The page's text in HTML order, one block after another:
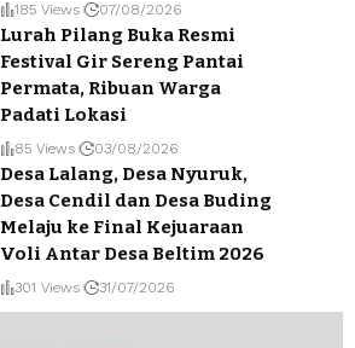
185 Views 07/08/2026
Lurah Pilang Buka Resmi
Festival Gir Sereng Pantai
Permata, Ribuan Warga
Padati Lokasi
85 Views 03/08/2026
Desa Lalang, Desa Nyuruk,
Desa Cendil dan Desa Buding
Melaju ke Final Kejuaraan
Voli Antar Desa Beltim 2026
301 Views 31/07/2026